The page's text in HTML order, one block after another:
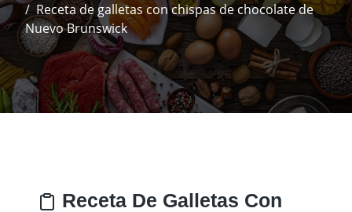
Receta de galletas con chispas de chocolate de
Nuevo Brunswick
Receta De Galletas Con